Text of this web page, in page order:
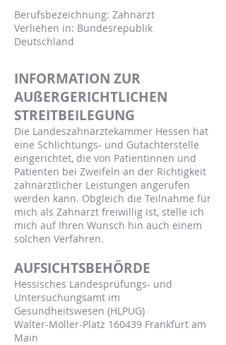
Berufsbezeichnung: Zahnarzt
Verliehen in: Bundesrepublik
Deutschland
INFORMATION ZUR
AUßERGERICHTLICHEN
STREITBEILEGUNG
Die Landeszahnärztekammer Hessen hat
eine Schlichtungs- und Gutachterstelle
eingerichtet, die von Patientinnen und
Patienten bei Zweifeln an der Richtigkeit
zahnärztlicher Leistungen angerufen
werden kann. Obgleich die Teilnahme für
mich als Zahnarzt freiwillig ist, stelle ich
mich auf Ihren Wunsch hin auch einem
solchen Verfahren.
AUFSICHTSBEHÖRDE
Hessisches Landesprüfungs- und
Untersuchungsamt im
Gesundheitswesen (HLPUG)
Walter-Möller-Platz 160439 Frankfurt am
Main